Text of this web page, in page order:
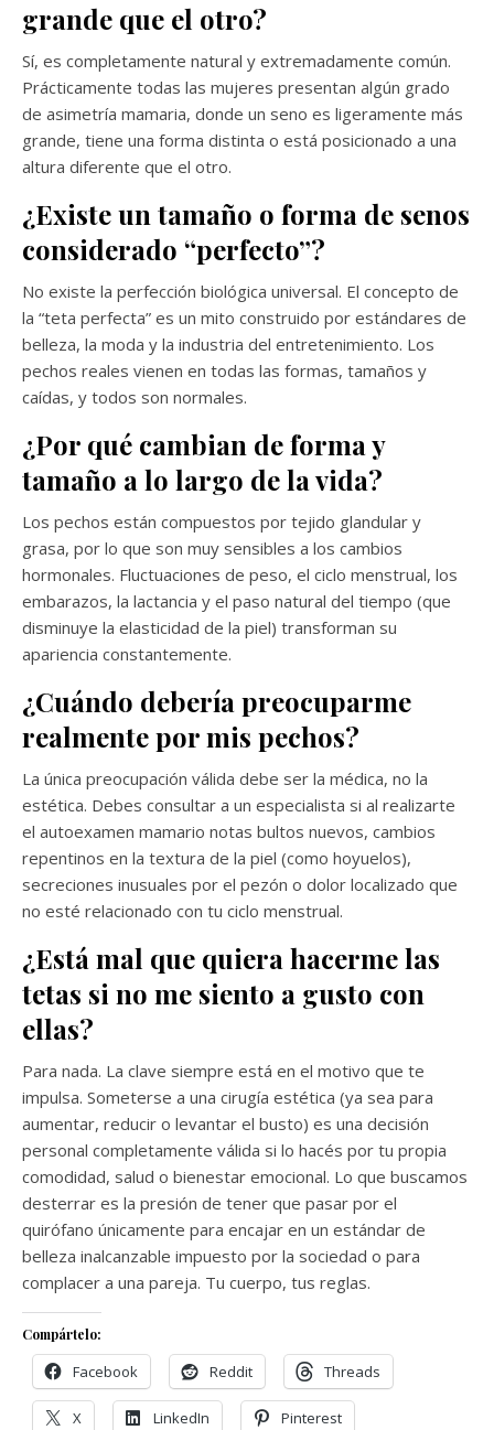
grande que el otro?
Sí, es completamente natural y extremadamente común.
Prácticamente todas las mujeres presentan algún grado
de asimetría mamaria, donde un seno es ligeramente más
grande, tiene una forma distinta o está posicionado a una
altura diferente que el otro.
¿Existe un tamaño o forma de senos
considerado “perfecto”?
No existe la perfección biológica universal. El concepto de
la “teta perfecta” es un mito construido por estándares de
belleza, la moda y la industria del entretenimiento. Los
pechos reales vienen en todas las formas, tamaños y
caídas, y todos son normales.
¿Por qué cambian de forma y
tamaño a lo largo de la vida?
Los pechos están compuestos por tejido glandular y
grasa, por lo que son muy sensibles a los cambios
hormonales. Fluctuaciones de peso, el ciclo menstrual, los
embarazos, la lactancia y el paso natural del tiempo (que
disminuye la elasticidad de la piel) transforman su
apariencia constantemente.
¿Cuándo debería preocuparme
realmente por mis pechos?
La única preocupación válida debe ser la médica, no la
estética. Debes consultar a un especialista si al realizarte
el autoexamen mamario notas bultos nuevos, cambios
repentinos en la textura de la piel (como hoyuelos),
secreciones inusuales por el pezón o dolor localizado que
no esté relacionado con tu ciclo menstrual.
¿Está mal que quiera hacerme las
tetas si no me siento a gusto con
ellas?
Para nada. La clave siempre está en el motivo que te
impulsa. Someterse a una cirugía estética (ya sea para
aumentar, reducir o levantar el busto) es una decisión
personal completamente válida si lo hacés por tu propia
comodidad, salud o bienestar emocional. Lo que buscamos
desterrar es la presión de tener que pasar por el
quirófano únicamente para encajar en un estándar de
belleza inalcanzable impuesto por la sociedad o para
complacer a una pareja. Tu cuerpo, tus reglas.
Compártelo:
Facebook Reddit Threads
X LinkedIn Pinterest